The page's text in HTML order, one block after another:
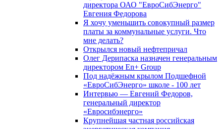
директора ОАО "ЕвроСибЭнерго"
Евгения Федорова
Я хочу уменьшить совокупный размер
платы за коммунальные услуги. Что
мне делать?
Открылся новый нефтепричал
Олег Дерипаска назначен генеральным
директором En+ Group
Под надёжным крылом Подшефной
«ЕвроСибЭнерго» школе - 100 лет
Интервью — Евгений Федоров,
генеральный директор
«Евросибэнерго»
Крупнейшая частная российская